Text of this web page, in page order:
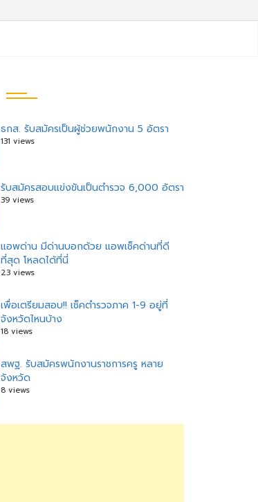
ธกส. รับสมัครเป็นผู้ช่วยพนักงาน 5 อัตรา
131 views
รับสมัครสอบแข่งขันเป็นตำรวจ 6,000 อัตรา
39 views
แอพด่าน มีด่านบอกด้วย แอพเช็คด่านที่ดี
ที่สุด โหลดได้ที่นี่
23 views
เพื่อเตรียมสอบ!! เช็คตำรวจภาค 1-9 อยู่ที่
จังหวัดไหนบ้าง
18 views
สพฐ. รับสมัครพนักงานราชการครู หลาย
จังหวัด
8 views